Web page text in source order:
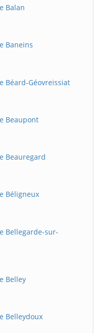
Balan
Baneins
Béard-Géovreissiat
Beaupont
Beauregard
Béligneux
Bellegarde-sur-
Belley
Belleydoux